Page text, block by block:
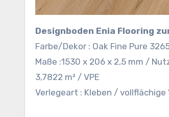
Designboden Enia Flooring
Farbe/Dekor : Oak Fine Pure
Maße :1530 x 206 x 2,5 mm /
3,7822 m² / VPE
Verlegeart : Kleben / vollflächige